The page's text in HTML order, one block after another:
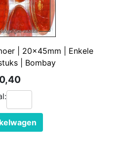
| 20x45mm | Enkele
| Bombay